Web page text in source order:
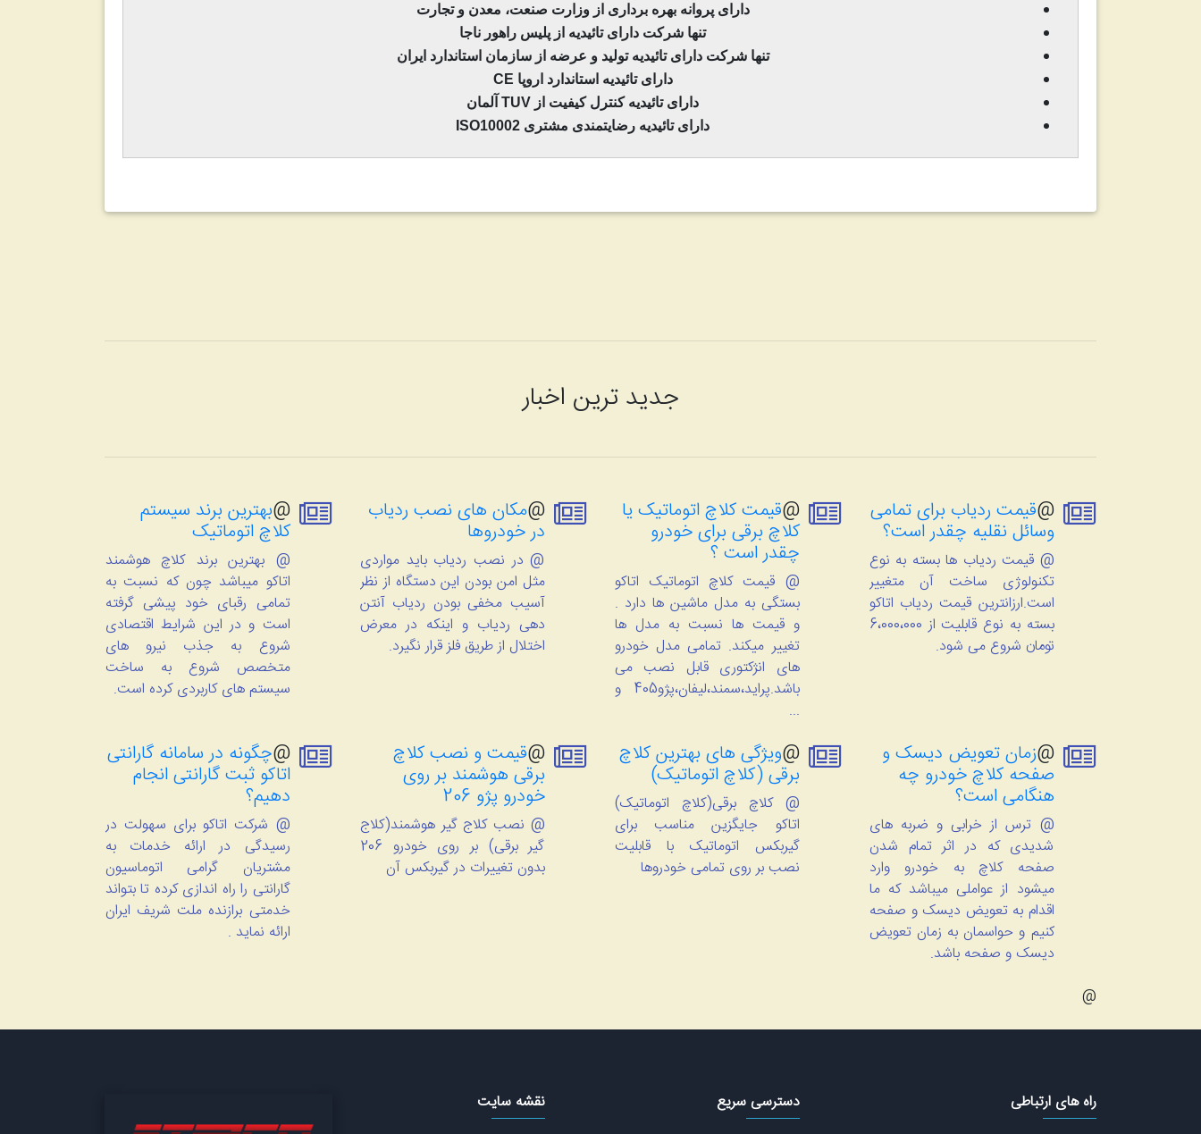
دارای پروانه بهره برداری از وزارت صنعت، معدن و تجارت
تنها شرکت دارای تائیدیه از پلیس راهور ناجا
تنها شرکت دارای تائیدیه تولید و عرضه از سازمان استاندارد ایران
دارای تائیدیه استاندارد اروپا CE
دارای تائیدیه کنترل کیفیت از TUV آلمان
دارای تائیدیه رضایتمندی مشتری ISO10002
جدید ترین اخبار
@قیمت ردیاب برای تمامی
وسائل نقلیه چقدر است؟
@ قیمت ردیاب ها بسته به نوع
تکنولوژی ساخت آن متغییر
است.ارزانترین قیمت ردیاب اتاکو
بسته به نوع قابلیت از 6،000،000
تومان شروع می شود.
@قیمت کلاچ اتوماتیک یا
کلاچ برقی برای خودرو
چقدر است ؟
@ قیمت کلاچ اتوماتیک اتاکو
بستگی به مدل ماشین ها دارد .
و قیمت ها نسبت به مدل ها
تغییر میکند. تمامی مدل خودرو
های انژکتوری قابل نصب می
باشد.پراید،سمند،لیفان،پژو405 و
...
@مکان های نصب ردیاب
در خودروها
@ در نصب ردیاب باید مواردی
مثل امن بودن این دستگاه از نظر
آسیب مخفی بودن ردیاب آنتن
دهی ردیاب و اینکه در معرض
اختلال از طریق فلز قرار نگیرد.
@بهترین برند سیستم
کلاچ اتوماتیک
@ بهترین برند کلاچ هوشمند
اتاکو میباشد چون که نسبت به
تمامی رقبای خود پیشی گرفته
است و در این شرایط اقتصادی
شروع به جذب نیرو های
متخصص شروع به ساخت
سیستم های کاربردی کرده است.
@زمان تعویض دیسک و
صفحه کلاچ خودرو چه
هنگامی است؟
@ ترس از خرابی و ضربه های
شدیدی که در اثر تمام شدن
صفحه کلاچ به خودرو وارد
میشود از عواملی میباشد که ما
اقدام به تعویض دیسک و صفحه
کنیم و حواسمان به زمان تعویض
دیسک و صفحه باشد.
@ویژگی های بهترین کلاچ
برقی (کلاچ اتوماتیک)
@ کلاچ برقی(کلاچ اتوماتیک)
اتاکو جایگزین مناسب برای
گیربکس اتوماتیک با قابلیت
نصب بر روی تمامی خودروها
@قیمت و نصب کلاچ
برقی هوشمند بر روی
خودرو پژو 206
@ نصب کلاج گیر هوشمند(کلاج
گیر برقی) بر روی خودرو 206
بدون تغییرات در گیربکس آن
@چگونه در سامانه گارانتی
اتاکو ثبت گارانتی انجام
دهیم؟
@ شرکت اتاکو برای سهولت در
رسیدگی در ارائه خدمات به
مشتریان گرامی اتوماسیون
گارانتی را راه اندازی کرده تا بتواند
خدمتی برازنده ملت شریف ایران
ارائه نماید .
@
راه های ارتباطی دسترسی سریع نقشه سایت